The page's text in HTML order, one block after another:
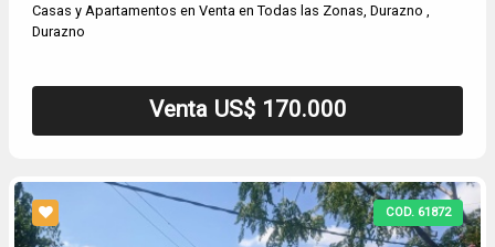
Casas y Apartamentos en Venta en Todas las Zonas, Durazno ,
Durazno
Venta US$ 170.000
COD. 61872